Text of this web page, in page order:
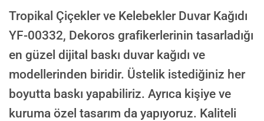
NOTLAR
Görseliniz baskıya alınmadan önce ölçüye göre düzenlenmiş son hali
Tropikal Çiçekler ve Kelebekler Duvar Kağıdı
YF-00332, Dekoros grafikerlerinin tasarladığı
en güzel dijital baskı duvar kağıdı ve
modellerinden biridir. Üstelik istediğiniz her
boyutta baskı yapabiliriz. Ayrıca kişiye ve
kuruma özel tasarım da yapıyoruz. Kaliteli